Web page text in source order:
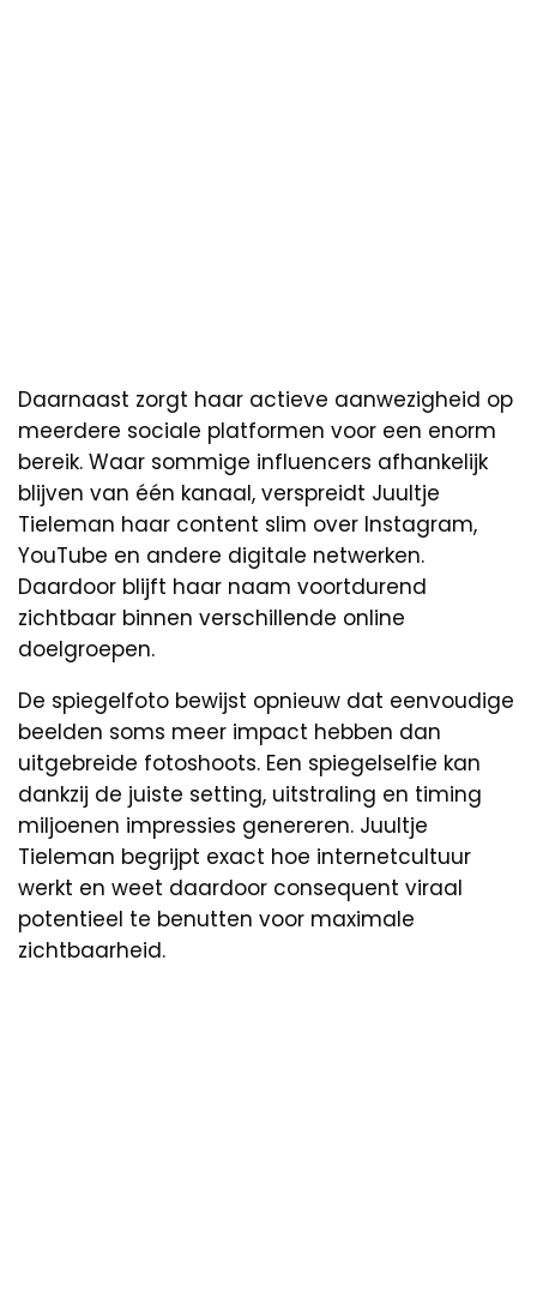
Daarnaast zorgt haar actieve aanwezigheid op
meerdere sociale platformen voor een enorm
bereik. Waar sommige influencers afhankelijk
blijven van één kanaal, verspreidt Juultje
Tieleman haar content slim over Instagram,
YouTube en andere digitale netwerken.
Daardoor blijft haar naam voortdurend
zichtbaar binnen verschillende online
doelgroepen.
De spiegelfoto bewijst opnieuw dat eenvoudige
beelden soms meer impact hebben dan
uitgebreide fotoshoots. Een spiegelselfie kan
dankzij de juiste setting, uitstraling en timing
miljoenen impressies genereren. Juultje
Tieleman begrijpt exact hoe internetcultuur
werkt en weet daardoor consequent viraal
potentieel te benutten voor maximale
zichtbaarheid.